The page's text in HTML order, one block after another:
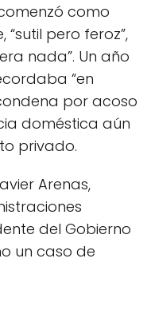
como
pero feroz”,
nada”. Un año
“en
por acoso
doméstica aún
privado.
Arenas,
del Gobierno
un caso de